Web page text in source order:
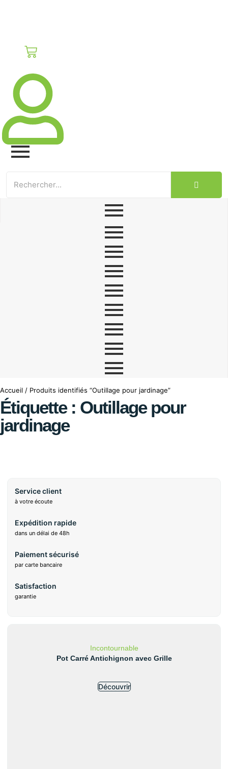
Accueil / Produits identifiés “Outillage pour jardinage”
Étiquette : Outillage pour
jardinage
Service client
à votre écoute
Expédition rapide
dans un délai de 48h
Paiement sécurisé
par carte bancaire
Satisfaction
garantie
Incontournable
Pot Carré Antichignon avec Grille
Découvrir